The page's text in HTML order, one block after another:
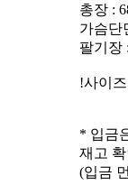
총장 :
가슴단
팔기장
!사이
* 입금
재고
(입금